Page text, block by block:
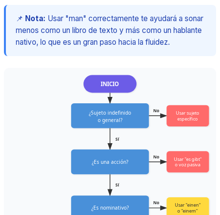
📌 Nota: Usar "man" correctamente te ayudará a sonar
menos como un libro de texto y más como un hablante
nativo, lo que es un gran paso hacia la fluidez.
INICIO
¿Sujeto indefinido
o general?
No
Usar sujeto
específico
Sí
¿Es una acción?
No
Usar "es gibt"
o voz pasiva
Sí
¿Es nominativo?
No
Usar "einen"
o "einem"